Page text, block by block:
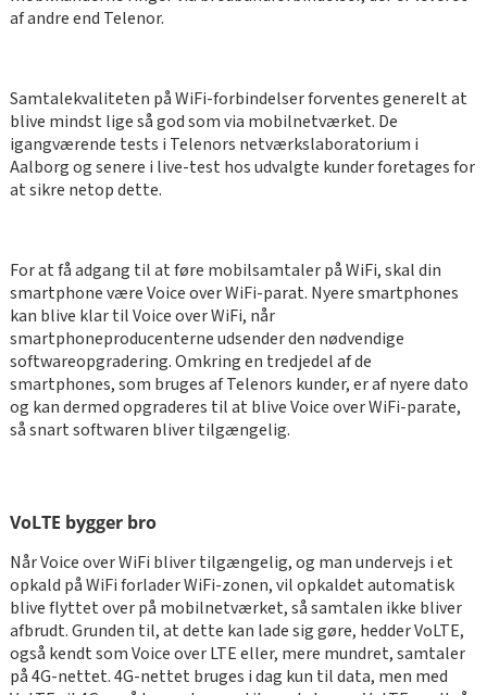
af andre end Telenor.
Samtalekvaliteten på WiFi-forbindelser forventes generelt at
blive mindst lige så god som via mobilnetværket. De
igangværende tests i Telenors netværkslaboratorium i
Aalborg og senere i live-test hos udvalgte kunder foretages for
at sikre netop dette.
For at få adgang til at føre mobilsamtaler på WiFi, skal din
smartphone være Voice over WiFi-parat. Nyere smartphones
kan blive klar til Voice over WiFi, når
smartphoneproducenterne udsender den nødvendige
softwareopgradering. Omkring en tredjedel af de
smartphones, som bruges af Telenors kunder, er af nyere dato
og kan dermed opgraderes til at blive Voice over WiFi-parate,
så snart softwaren bliver tilgængelig.
VoLTE bygger bro
Når Voice over WiFi bliver tilgængelig, og man undervejs i et
opkald på WiFi forlader WiFi-zonen, vil opkaldet automatisk
blive flyttet over på mobilnetværket, så samtalen ikke bliver
afbrudt. Grunden til, at dette kan lade sig gøre, hedder VoLTE,
også kendt som Voice over LTE eller, mere mundret, samtaler
på 4G-nettet. 4G-nettet bruges i dag kun til data, men med